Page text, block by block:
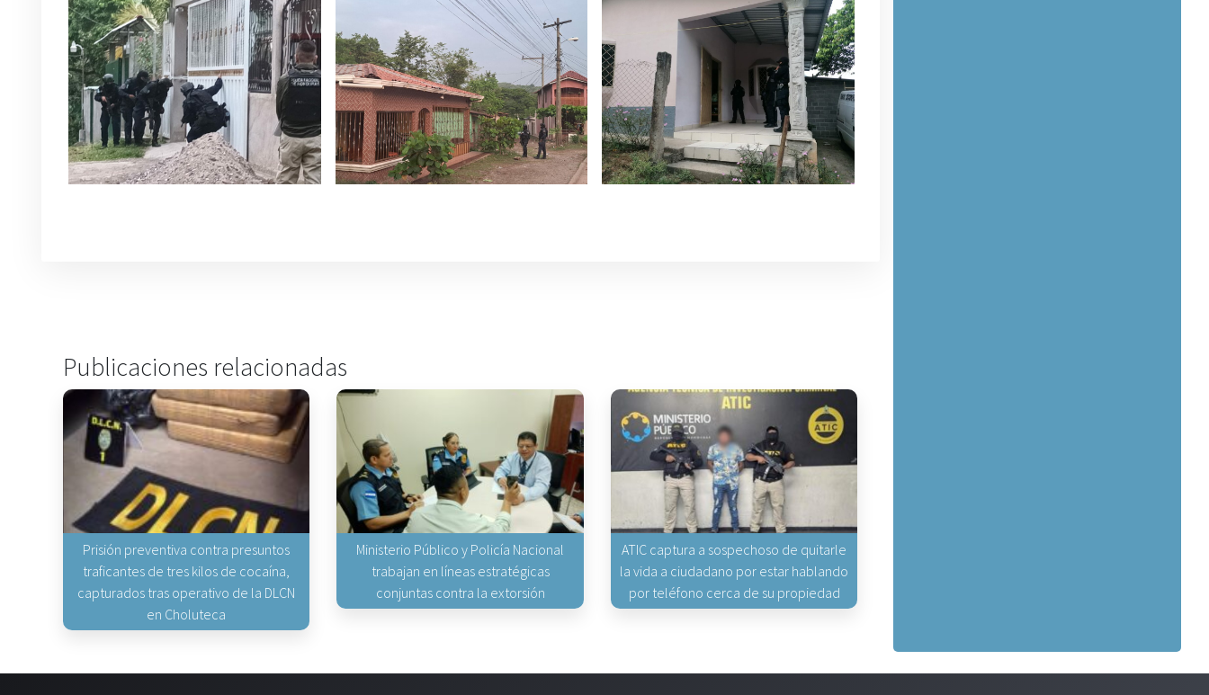
Publicaciones relacionadas
Prisión preventiva contra presuntos
traficantes de tres kilos de cocaína,
capturados tras operativo de la DLCN
en Choluteca
Ministerio Público y Policía Nacional
trabajan en líneas estratégicas
conjuntas contra la extorsión
ATIC captura a sospechoso de quitarle
la vida a ciudadano por estar hablando
por teléfono cerca de su propiedad